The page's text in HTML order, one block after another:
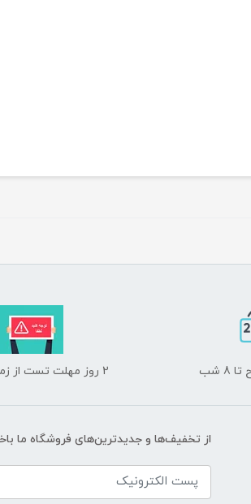
2 روز مهلت تست از زمان تحویل
از تخفیف‌ها و جدیدترین‌های فروشگاه ما